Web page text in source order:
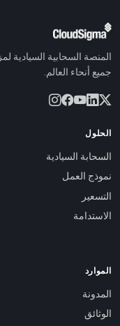
المنصة السحابية السيادية
جميع أنحاء العالم.
الحلول
السحابة السيادية
نموذج العمل
التسعير
الاستدامة
الموارد
المدونة
الوثائق